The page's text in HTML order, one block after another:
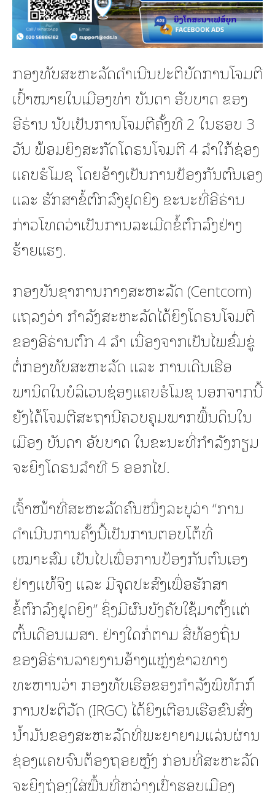
ກອງທັບສະຫະລັດດຳເນີນປະຕິບັດການໂຈມຕີ
ເປົ້າໝາຍໃນເມືອງທ່າ ບັນດາ ອັບບາດ ຂອງ
ອີຣ່ານ ນັບເປັນການໂຈມຕີຄັ້ງທີ 2 ໃນຮອບ 3
ວັນ ພ້ອມຍິງສະກັດໂດຣນໂຈມຕີ 4 ລຳໃກ້ຊ່ອງ
ແຄບຮໍໂມຊ ໂດຍອ້າງເປັນການປ້ອງກັນຕົນເອງ
ແລະ ຮັກສາຂໍ້ຕົກລົງຢຸດຍິງ ຂະນະທີ່ອີຣ່ານ
ກ່າວໂທດວ່າເປັນການລະເມີດຂໍ້ຕົກລົງຢ່າງ
ຮ້າຍແຮງ.
ກອງບັນຊາການກາງສະຫະລັດ (Centcom)
ແຖລງວ່າ ກຳລັງສະຫະລັດໄດ້ຍິງໂດຣນໂຈມຕີ
ຂອງອີຣ່ານຕົກ 4 ລຳ ເນື່ອງຈາກເປັນໄພຂົ່ມຂູ່
ຕໍ່ກອງທັບສະຫະລັດ ແລະ ການເດີນເຮືອ
ພານິດໃນບໍລິເວນຊ່ອງແຄບຮໍໂມຊ ນອກຈາກນີ້
ຍັງໄດ້ໂຈມຕີສະຖານີຄວບຄຸມພາກພື້ນດິນໃນ
ເມືອງ ບັນດາ ອັບບາດ ໃນຂະນະທີ່ກຳລັງກຽມ
ຈະຍິງໂດຣນລຳທີ 5 ອອກໄປ.
ເຈົ້າໜ້າທີ່ສະຫະລັດຄົນໜຶ່ງລະບຸວ່າ “ການ
ດຳເນີນການຄັ້ງນີ້ເປັນການຕອບໂຕ້ທີ່
ເໝາະສົມ ເປັນໄປເພື່ອການປ້ອງກັນຕົນເອງ
ຢ່າງແທ້ຈິງ ແລະ ມີຈຸດປະສົງເພື່ອຮັກສາ
ຂໍ້ຕົກລົງຢຸດຍິງ” ຊຶ່ງມີຜົນບັງຄັບໃຊ້ມາຕັ້ງແຕ່
ຕົ້ນເດືອນເມສາ. ຢ່າງໃດກໍ່ຕາມ ສື່ທ້ອງຖິ່ນ
ຂອງອີຣ່ານລາຍງານອ້າງແຫຼ່ງຂ່າວທາງ
ທະຫານວ່າ ກອງທັບເຮືອຂອງກຳລັງພິທັກກ໌
ການປະຕິວັດ (IRGC) ໄດ້ຍິງເຕືອນເຮືອຂົນສົ່ງ
ນ້ຳມັນຂອງສະຫະລັດທີ່ພະຍາຍາມແລ່ນຜ່ານ
ຊ່ອງແຄບຈົນຕ້ອງຖອຍຫຼັງ ກ່ອນທີ່ສະຫະລັດ
ຈະຍິງຖ່ອງໃສ່ພື້ນທີ່ຫວ່າງເປົ່າຮອບເມືອງ